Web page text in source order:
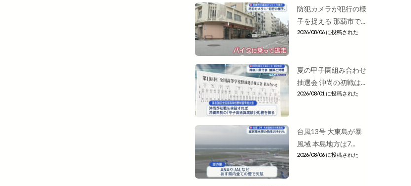
防犯カメラが犯行の様
子を捉える 那覇市で...
2026/08/06 に投稿された
夏の甲子園組み合わせ
抽選会 沖尚の初戦は...
2026/08/01 に投稿された
台風13号 大東島が暴
風域 本島地方は7...
2026/08/06 に投稿された